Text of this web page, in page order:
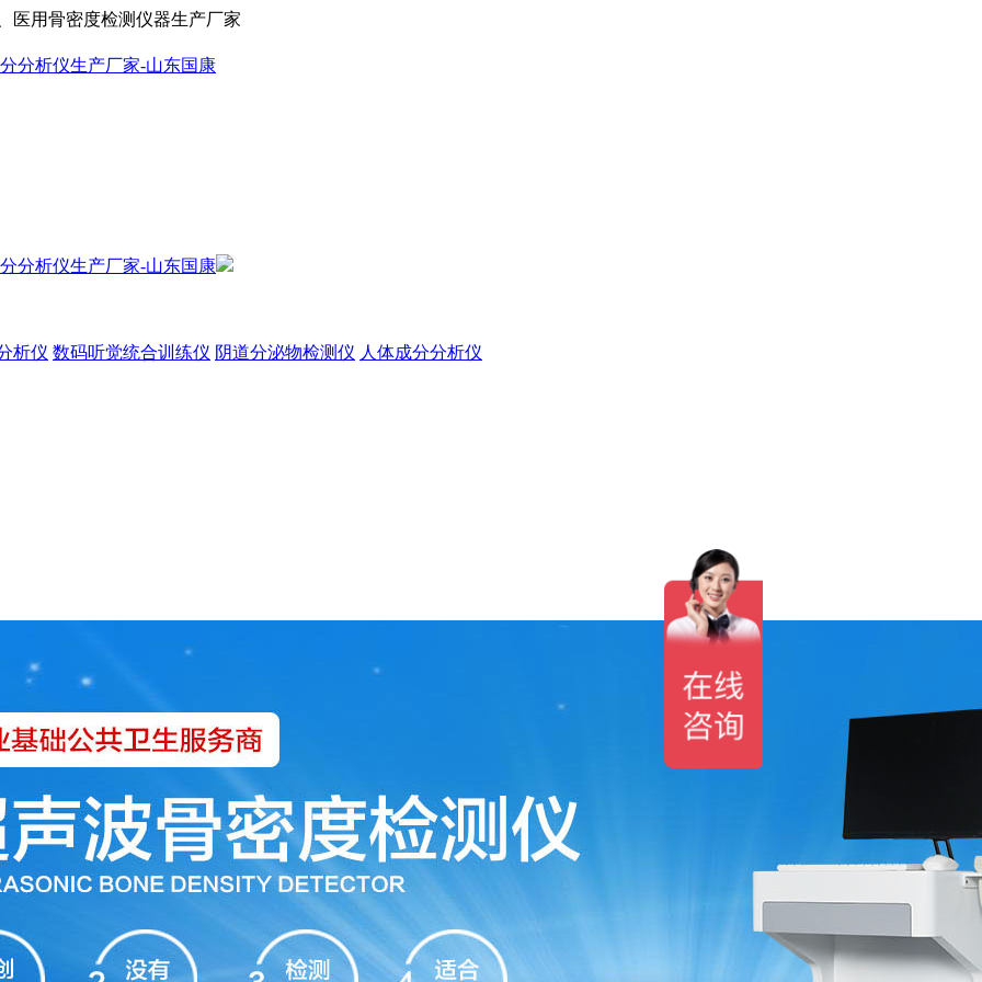
医用骨密度检测仪器生产厂家
析仪 数码听觉统合训练仪 阴道分泌物检测仪 人体成分分析仪